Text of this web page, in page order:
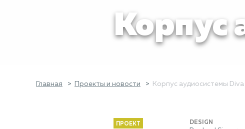
Корпус
Главная Проекты и новости Корпус аудиосистемы Diva
ПРОЕКТ DESIGN